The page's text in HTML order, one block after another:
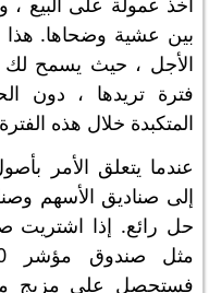
بين عشية وضحاها. هذا
الأجل ، حيث يسمح لك
فترة تريدها ، دون
المتكبدة خلال هذه
عندما يتعلق الأمر
إلى صناديق الأسهم
حل رائع. إذا اشتريت
فستحصل على مزيج